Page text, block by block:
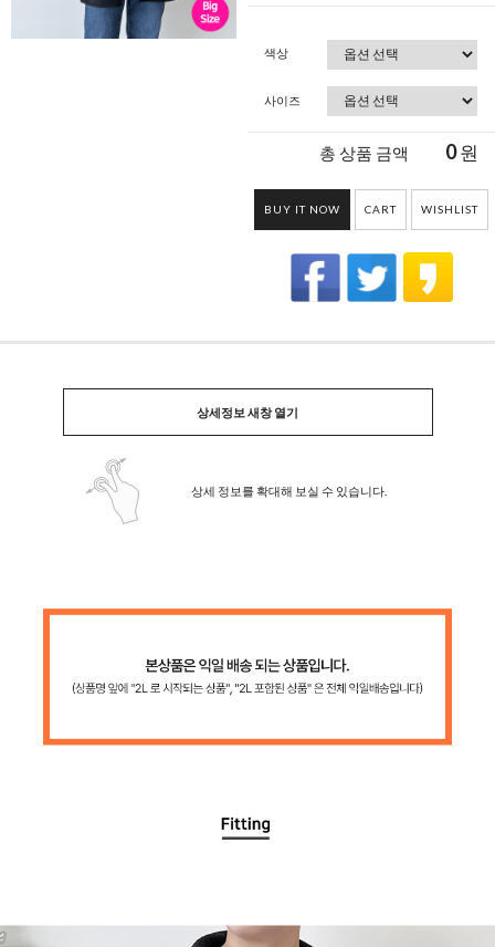
색상
사이즈
총 상품 금액 0원
BUY IT NOW CART WISHLIST
상세정보 새창 열기
상세 정보를 확대해 보실 수 있습니다.